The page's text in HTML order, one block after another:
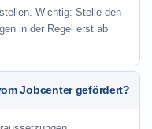
Wichtig: Stelle den
in der Regel erst ab
Jobcenter gefördert?